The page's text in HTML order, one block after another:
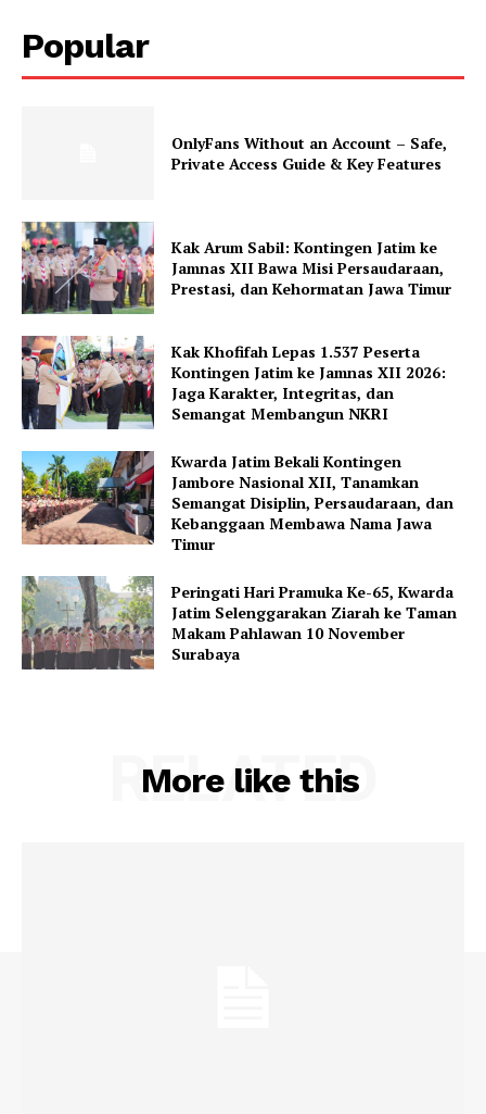
Popular
OnlyFans Without an Account – Safe,
Private Access Guide & Key Features
Kak Arum Sabil: Kontingen Jatim ke
Jamnas XII Bawa Misi Persaudaraan,
Prestasi, dan Kehormatan Jawa Timur
Kak Khofifah Lepas 1.537 Peserta
Kontingen Jatim ke Jamnas XII 2026:
Jaga Karakter, Integritas, dan
Semangat Membangun NKRI
Kwarda Jatim Bekali Kontingen
Jambore Nasional XII, Tanamkan
Semangat Disiplin, Persaudaraan, dan
Kebanggaan Membawa Nama Jawa
Timur
Peringati Hari Pramuka Ke-65, Kwarda
Jatim Selenggarakan Ziarah ke Taman
Makam Pahlawan 10 November
Surabaya
More like this
RELATED